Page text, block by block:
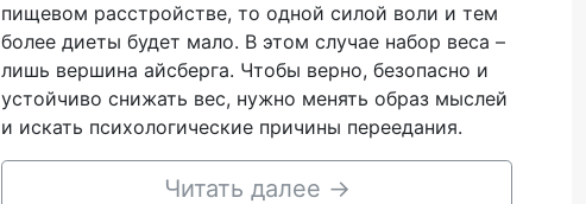
пищевом расстройстве, то одной силой воли и тем
более диеты будет мало. В этом случае набор веса –
лишь вершина айсберга. Чтобы верно, безопасно и
устойчиво снижать вес, нужно менять образ мыслей
и искать психологические причины переедания.
Читать далее →